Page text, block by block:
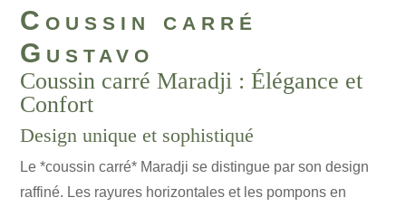
Coussin carré
Gustavo
Coussin carré Maradji : Élégance et
Confort
Design unique et sophistiqué
Le *coussin carré* Maradji se distingue par son design
raffiné. Les rayures horizontales et les pompons en